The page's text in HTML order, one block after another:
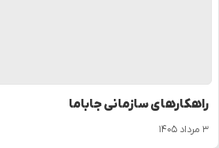
راهکارهای سازمانی جاباما
۳ مرداد ۱۴۰۵